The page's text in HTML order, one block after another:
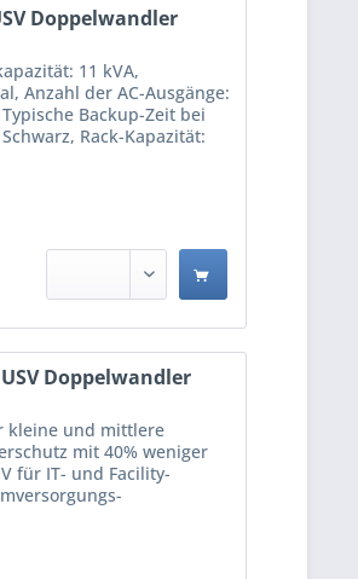
Doppelwandler
11 kVA,
Anzahl der AC-Ausgänge:
Backup-Zeit bei
Rack-Kapazität:
Doppelwandler
kleine und mittlere
mit 40% weniger
für IT- und Facility-